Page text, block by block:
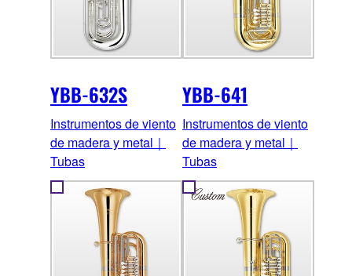
YBB-632S
Instrumentos de viento
de madera y metal｜
Tubas
YBB-641
Instrumentos de viento
de madera y metal｜
Tubas